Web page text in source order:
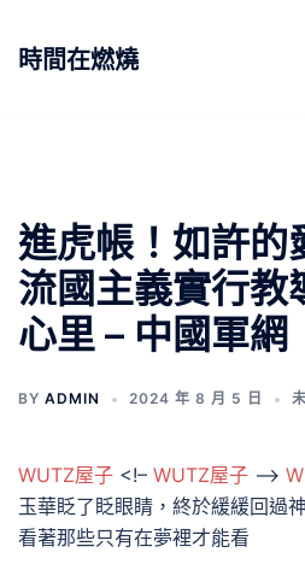
時間在燃燒
進虎帳！如許的
流國主義實行教
心里 – 中國軍網
BY ADMIN 2024 年 8 月 5 日
WUTZ屋子 <!– WUTZ屋子 –>
玉華眨了眨眼睛，終於緩緩回過
看著那些只有在夢裡才能看